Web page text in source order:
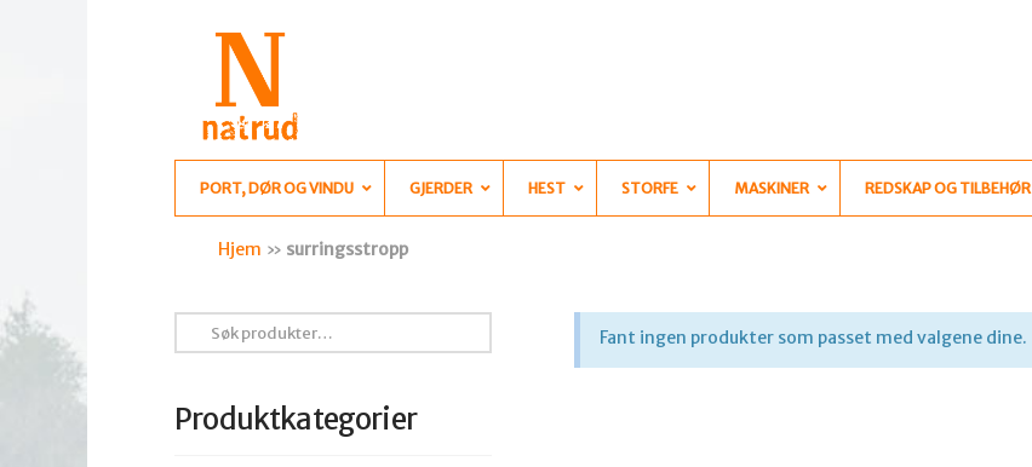
PORT, DØR OG VINDU GJERDER HEST STORFE MASKINER REDSKAP OG TILBEHØR
Hjem » surringsstropp
Fant ingen produkter som passet med valgene dine.
etter:
Produktkategorier